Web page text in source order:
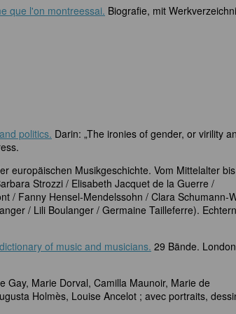
que l'on montreessai. Biografie, mit
politics. Darin: „The ironies of gender, or virility
europäischen Musikgeschichte. Vom Mittelalter
Strozzi / Elisabeth Jacquet de la Guerre /
/ Fanny Hensel-Mendelssohn / Clara Schumann-
/ Lili Boulanger / Germaine Tailleferre).
of music and musicians. 29 Bände.
Gay, Marie Dorval, Camilla Maunoir, Marie de
Holmès, Louise Ancelot ; avec portraits,